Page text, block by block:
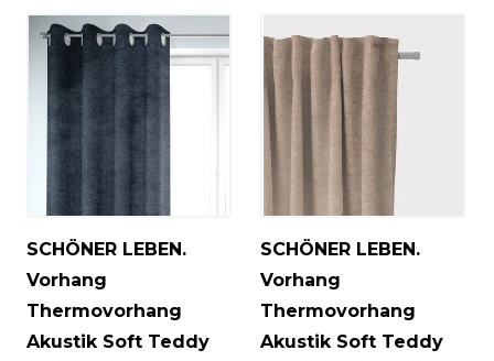
SCHÖNER LEBEN.
Vorhang
Thermovorhang
Akustik Soft Teddy
SCHÖNER LEBEN.
Vorhang
Thermovorhang
Akustik Soft Teddy